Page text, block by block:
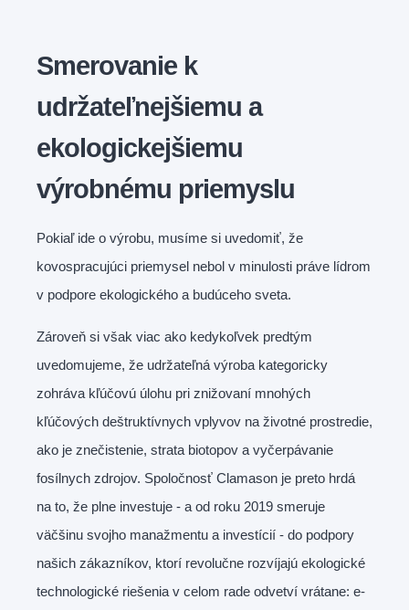
Smerovanie k
udržateľnejšiemu a
ekologickejšiemu
výrobnému priemyslu
Pokiaľ ide o výrobu, musíme si uvedomiť, že
kovospracujúci priemysel nebol v minulosti práve lídrom
v podpore ekologického a budúceho sveta.
Zároveň si však viac ako kedykoľvek predtým
uvedomujeme, že udržateľná výroba kategoricky
zohráva kľúčovú úlohu pri znižovaní mnohých
kľúčových deštruktívnych vplyvov na životné prostredie,
ako je znečistenie, strata biotopov a vyčerpávanie
fosílnych zdrojov. Spoločnosť Clamason je preto hrdá
na to, že plne investuje - a od roku 2019 smeruje
väčšinu svojho manažmentu a investícií - do podpory
našich zákazníkov, ktorí revolučne rozvíjajú ekologické
technologické riešenia v celom rade odvetví vrátane: e-